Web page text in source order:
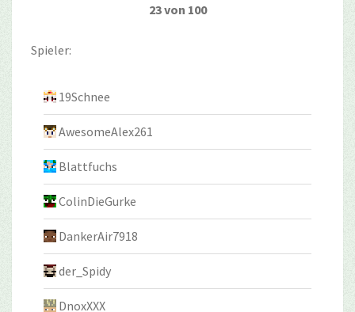
23 von 100
Spieler:
19Schnee
AwesomeAlex261
Blattfuchs
ColinDieGurke
DankerAir7918
der_Spidy
DnoxXXX